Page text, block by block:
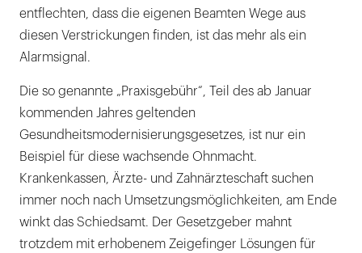
entflechten, dass die eigenen Beamten Wege aus
diesen Verstrickungen finden, ist das mehr als ein
Alarmsignal.
Die so genannte „Praxisgebühr“, Teil des ab Januar
kommenden Jahres geltenden
Gesundheitsmodernisierungsgesetzes, ist nur ein
Beispiel für diese wachsende Ohnmacht.
Krankenkassen, Ärzte- und Zahnärzteschaft suchen
immer noch nach Umsetzungsmöglichkeiten, am Ende
winkt das Schiedsamt. Der Gesetzgeber mahnt
trotzdem mit erhobenem Zeigefinger Lösungen für